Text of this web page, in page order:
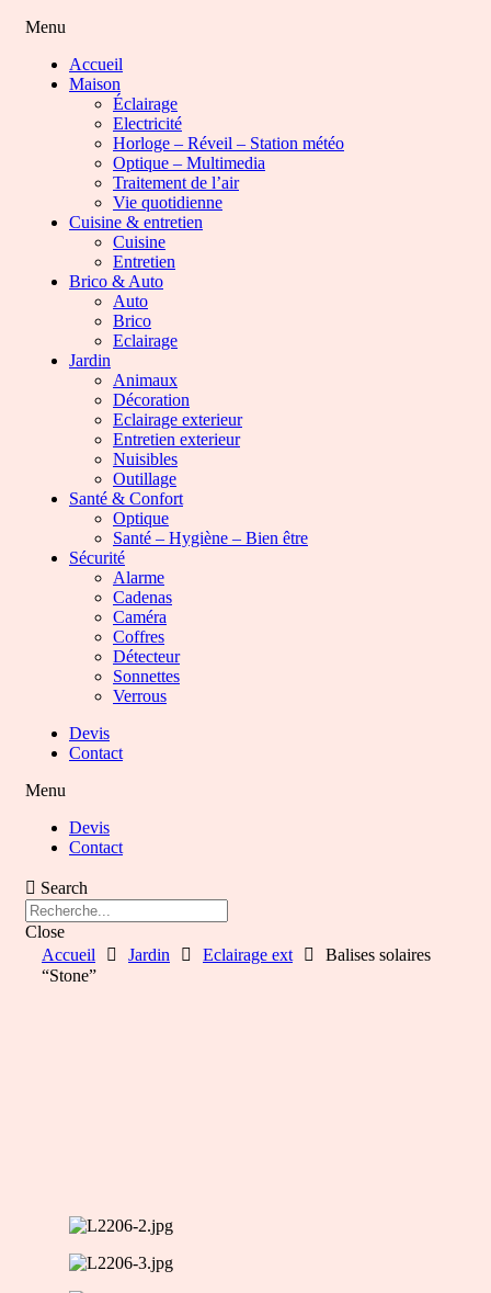
Menu
Accueil
Maison
Éclairage
Electricité
Horloge – Réveil – Station météo
Optique – Multimedia
Traitement de l’air
Vie quotidienne
Cuisine & entretien
Cuisine
Entretien
Brico & Auto
Auto
Brico
Eclairage
Jardin
Animaux
Décoration
Eclairage exterieur
Entretien exterieur
Nuisibles
Outillage
Santé & Confort
Optique
Santé – Hygiène – Bien être
Sécurité
Alarme
Cadenas
Caméra
Coffres
Détecteur
Sonnettes
Verrous
Devis
Contact
Menu
Devis
Contact
Search
Close
Accueil
Jardin Eclairage ext
Balises solaires
“Stone”